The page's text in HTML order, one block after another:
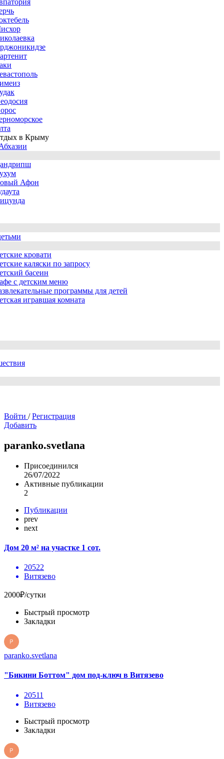
в Крыму
Афон
кровати
каляски по запросу
басеин
с детским меню
программы для детей
игравшая комната
Войти / Регистрация
Добавить
paranko.svetlana
Присоединился
26/07/2022
Активные публикации
2
Публикации
prev
next
Дом 20 м² на участке 1 сот.
20522
Витязево
2000₽/сутки
Быстрый просмотр
Закладки
paranko.svetlana
"Бикини Боттом" дом под-ключ в Витязево
20511
Витязево
Быстрый просмотр
Закладки